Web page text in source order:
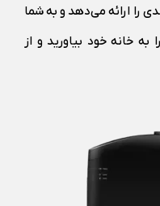
را ارائه می‌دهد و به شما
به خانه خود بیاورید و از